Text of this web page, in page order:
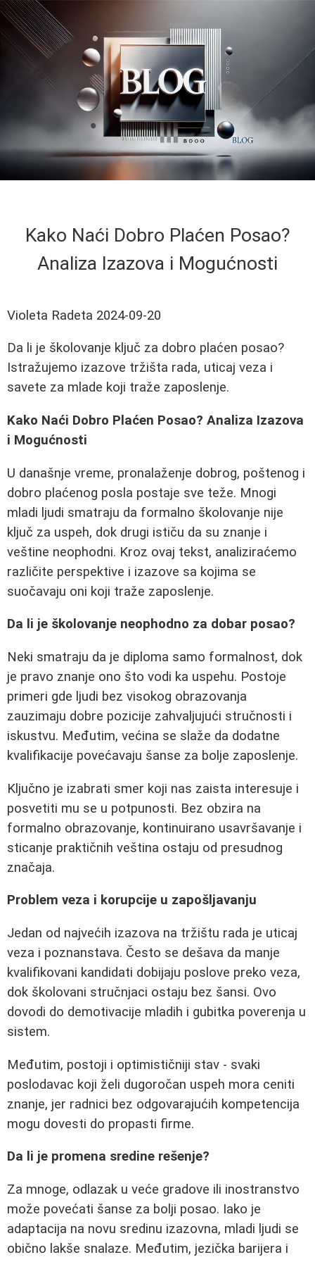
Kako Naći Dobro Plaćen Posao?
Analiza Izazova i Mogućnosti
Violeta Radeta 2024-09-20
Da li je školovanje ključ za dobro plaćen posao?
Istražujemo izazove tržišta rada, uticaj veza i
savete za mlade koji traže zaposlenje.
Kako Naći Dobro Plaćen Posao? Analiza Izazova
i Mogućnosti
U današnje vreme, pronalaženje dobrog, poštenog i
dobro plaćenog posla postaje sve teže. Mnogi
mladi ljudi smatraju da formalno školovanje nije
ključ za uspeh, dok drugi ističu da su znanje i
veštine neophodni. Kroz ovaj tekst, analiziraćemo
različite perspektive i izazove sa kojima se
suočavaju oni koji traže zaposlenje.
Da li je školovanje neophodno za dobar posao?
Neki smatraju da je diploma samo formalnost, dok
je pravo znanje ono što vodi ka uspehu. Postoje
primeri gde ljudi bez visokog obrazovanja
zauzimaju dobre pozicije zahvaljujući stručnosti i
iskustvu. Međutim, većina se slaže da dodatne
kvalifikacije povećavaju šanse za bolje zaposlenje.
Ključno je izabrati smer koji nas zaista interesuje i
posvetiti mu se u potpunosti. Bez obzira na
formalno obrazovanje, kontinuirano usavršavanje i
sticanje praktičnih veština ostaju od presudnog
značaja.
Problem veza i korupcije u zapošljavanju
Jedan od najvećih izazova na tržištu rada je uticaj
veza i poznanstava. Često se dešava da manje
kvalifikovani kandidati dobijaju poslove preko veza,
dok školovani stručnjaci ostaju bez šansi. Ovo
dovodi do demotivacije mladih i gubitka poverenja u
sistem.
Međutim, postoji i optimističniji stav - svaki
poslodavac koji želi dugoročan uspeh mora ceniti
znanje, jer radnici bez odgovarajućih kompetencija
mogu dovesti do propasti firme.
Da li je promena sredine rešenje?
Za mnoge, odlazak u veće gradove ili inostranstvo
može povećati šanse za bolji posao. Iako je
adaptacija na novu sredinu izazovna, mladi ljudi se
obično lakše snalaze. Međutim, jezička barijera i